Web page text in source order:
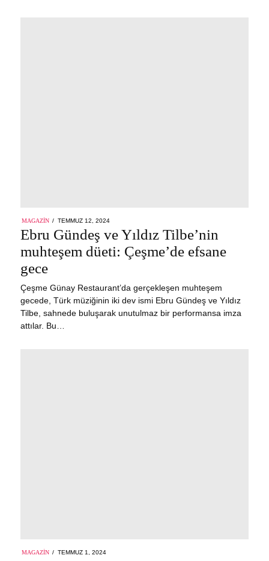
MAGAZIN
POSTED
ON
TEMMUZ 12, 2024
Ebru Gündeş ve Yıldız Tilbe’nin
muhteşem düeti: Çeşme’de efsane
gece
Çeşme Günay Restaurant’da gerçekleşen muhteşem
gecede, Türk müziğinin iki dev ismi Ebru Gündeş ve Yıldız
Tilbe, sahnede buluşarak unutulmaz bir performansa imza
attılar. Bu…
MAGAZIN
POSTED
TEMMUZ 1, 2024